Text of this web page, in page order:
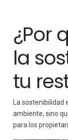
¿Por
la
tu
La
ambiente, sino
para los